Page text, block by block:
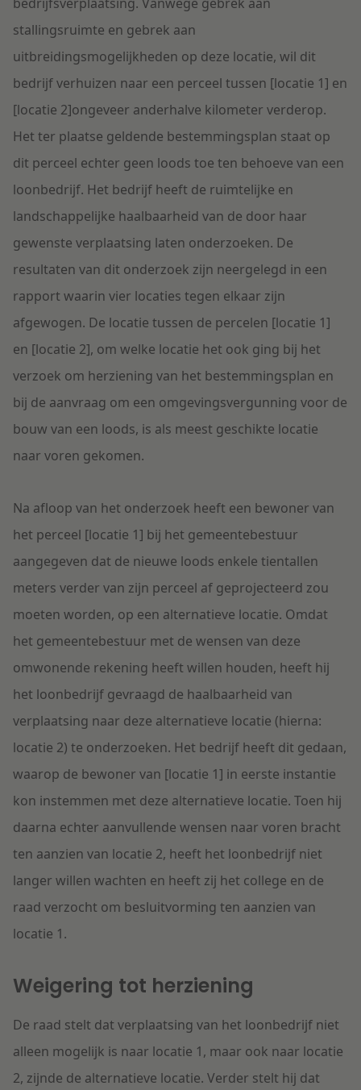
stallingsruimte en gebrek aan
uitbreidingsmogelijkheden op deze locatie, wil dit
bedrijf verhuizen naar een perceel tussen [locatie 1] en
[locatie 2]ongeveer anderhalve kilometer verderop.
Het ter plaatse geldende bestemmingsplan staat op
dit perceel echter geen loods toe ten behoeve van een
loonbedrijf. Het bedrijf heeft de ruimtelijke en
landschappelijke haalbaarheid van de door haar
gewenste verplaatsing laten onderzoeken. De
resultaten van dit onderzoek zijn neergelegd in een
rapport waarin vier locaties tegen elkaar zijn
afgewogen. De locatie tussen de percelen [locatie 1]
en [locatie 2], om welke locatie het ook ging bij het
verzoek om herziening van het bestemmingsplan en
bij de aanvraag om een omgevingsvergunning voor de
bouw van een loods, is als meest geschikte locatie
naar voren gekomen.
Na afloop van het onderzoek heeft een bewoner van
het perceel [locatie 1] bij het gemeentebestuur
aangegeven dat de nieuwe loods enkele tientallen
meters verder van zijn perceel af geprojecteerd zou
moeten worden, op een alternatieve locatie. Omdat
het gemeentebestuur met de wensen van deze
omwonende rekening heeft willen houden, heeft hij
het loonbedrijf gevraagd de haalbaarheid van
verplaatsing naar deze alternatieve locatie (hierna:
locatie 2) te onderzoeken. Het bedrijf heeft dit gedaan,
waarop de bewoner van [locatie 1] in eerste instantie
kon instemmen met deze alternatieve locatie. Toen hij
daarna echter aanvullende wensen naar voren bracht
ten aanzien van locatie 2, heeft het loonbedrijf niet
langer willen wachten en heeft zij het college en de
raad verzocht om besluitvorming ten aanzien van
locatie 1.
Weigering tot herziening
De raad stelt dat verplaatsing van het loonbedrijf niet
alleen mogelijk is naar locatie 1, maar ook naar locatie
2, zijnde de alternatieve locatie. Verder stelt hij dat